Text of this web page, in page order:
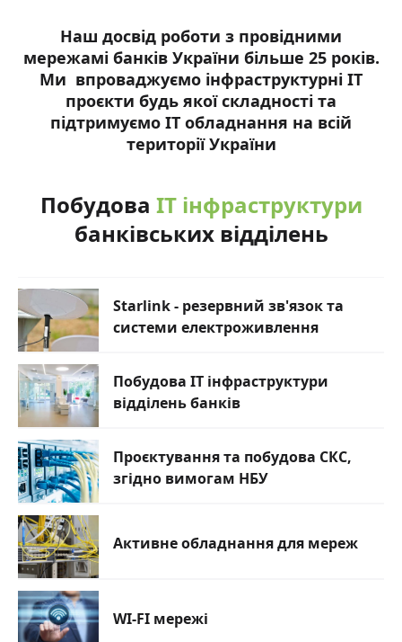
Наш досвід роботи з провідними
мережамі банків України більше 25 років.
Ми впроваджуємо інфраструктурні ІТ
проєкти будь якої складності та
підтримуємо ІТ обладнання на всій
території України
Побудова IT інфраструктури
банківських відділень
Starlink - резервний зв'язок та
системи електроживлення
Побудова ІТ інфраструктури
відділень банків
Проєктування та побудова СКС,
згідно вимогам НБУ
Активне обладнання для мереж
WI-FI мережі